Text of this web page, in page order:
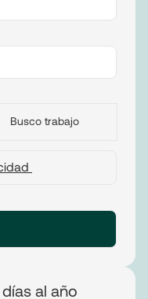
Busco trabajo
al año